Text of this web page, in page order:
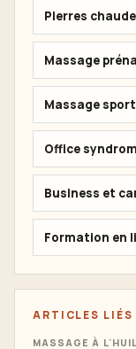
Pierres
Massage
Massage
Office
Business et
Formation en
ARTICLES LIÉS
MASSAGE À